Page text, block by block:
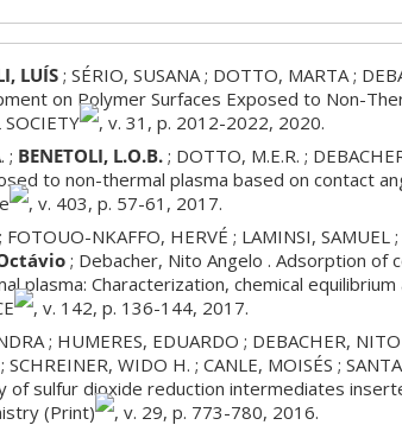
LUÍS; SÉRIO, SUSANA ; DOTTO, MARTA ;
on Polymer Surfaces Exposed to Non-
, v. 31, p. 2012-2022, 2020.
; BENETOLI, L.O.B. ; DOTTO, M.E.R. ;
to non-thermal plasma based on contact
, v. 403, p. 57-61, 2017.
NKAFFO, HERVÉ ; LAMINSI, SAMUEL
; Debacher, Nito Angelo . Adsorption of
plasma: Characterization, chemical
, v. 142, p. 136-144, 2017.
; HUMERES, EDUARDO ; DEBACHER,
; SCHREINER, WIDO H. ; CANLE, MOISÉS ;
of sulfur dioxide reduction intermediates
(Print)
, v. 29, p. 773-780, 2016.